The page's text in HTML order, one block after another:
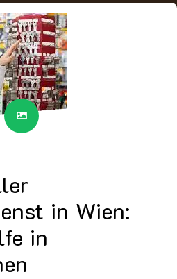
in Wien:
in